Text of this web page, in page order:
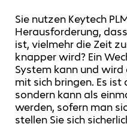
Sie nutzen Keytech
Herausforderung,
ist, vielmehr die Zeit
knapper wird? Ein
System kann und wird
mit sich bringen. Es ist
sondern kann als
werden, sofern man
stellen Sie sich